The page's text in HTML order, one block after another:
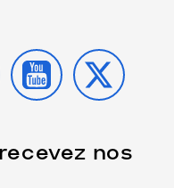
YOUTUBE
X
nos